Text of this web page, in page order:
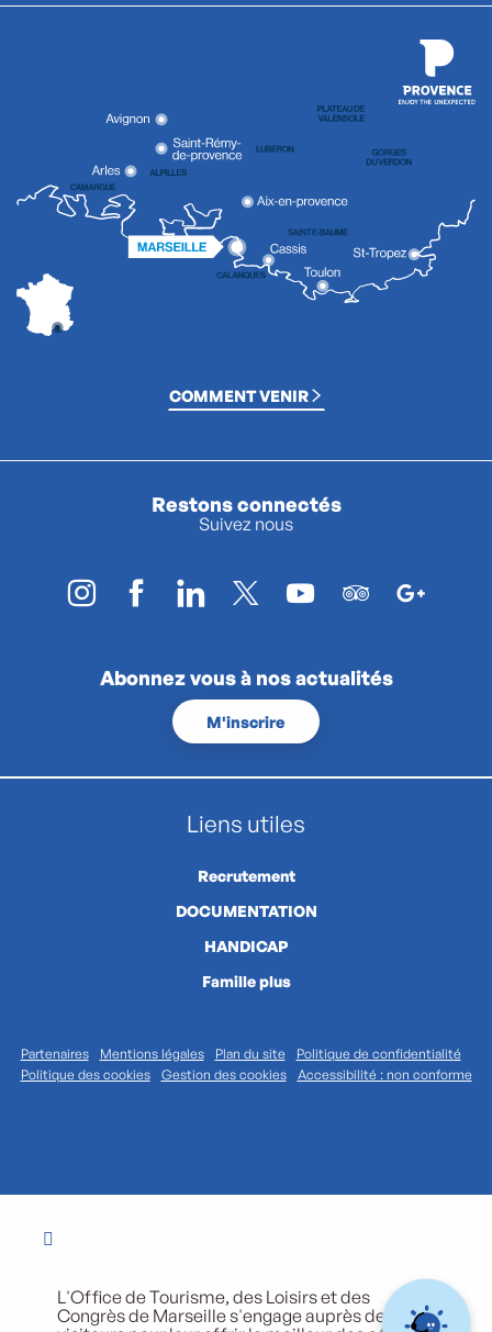
COMMENT VENIR
Restons connectés
Suivez nous
Abonnez vous à nos actualités
M'inscrire
Liens utiles
Recrutement
DOCUMENTATION
HANDICAP
Famille plus
Partenaires Mentions légales Plan du site
Politique de confidentialité
Politique des cookies
Gestion des cookies Accessibilité : non conforme
L'Office de Tourisme, des Loisirs et des
Congrès de Marseille s'engage auprès de ses